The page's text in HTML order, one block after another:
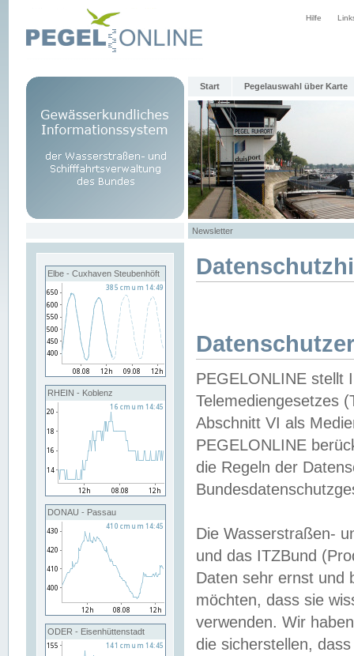
Hilfe
Start Pegelauswahl über Karte
Newsletter
Elbe - Cuxhaven Steubenhöft
RHEIN - Koblenz
DONAU - Passau
ODER - Eisenhüttenstadt
PEGELONLINE stellt
Telemediengesetzes
Abschnitt VI als
PEGELONLINE
die Regeln der
Die Wasserstraßen-
und das ITZBund
Daten sehr ernst und
möchten, dass sie
verwenden. Wir
die sicherstellen,